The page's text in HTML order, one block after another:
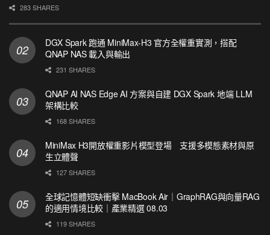
283 SHARES
DGX Spark 跑通 MiniMax-H3 官方全權重實測，搭配
QNAP NAS 載入與輸出
231 SHARES
QNAP AI NAS Edge AI 方案與自建 DGX Spark 地端 LLM
架構比較
168 SHARES
MiniMax H3開放權重影片模型登場 支援多模態素材與原
生立體聲
127 SHARES
全球記憶體短缺衝擊 MacBook Air｜GraphRAG與向量RAG
的適用情境比較｜產業精選 08.03
119 SHARES